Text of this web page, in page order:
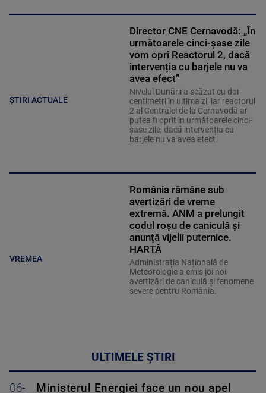
ȘTIRI ACTUALE
Director CNE Cernavodă: „În
următoarele cinci-șase zile
vom opri Reactorul 2, dacă
intervenția cu barjele nu va
avea efect”
Nivelul Dunării a scăzut cu doi
centimetri în ultima zi, iar reactorul
2 al Centralei de la Cernavodă ar
putea fi oprit în următoarele cinci-
șase zile, dacă intervenția cu
barjele nu va avea efect.
VREMEA
România rămâne sub
avertizări de vreme
extremă. ANM a prelungit
codul roșu de caniculă și
anunță vijelii puternice.
HARTĂ
Administrația Națională de
Meteorologie a emis joi noi
avertizări de caniculă și fenomene
severe pentru România.
ULTIMELE ȘTIRI
06- Ministerul Energiei face un nou apel